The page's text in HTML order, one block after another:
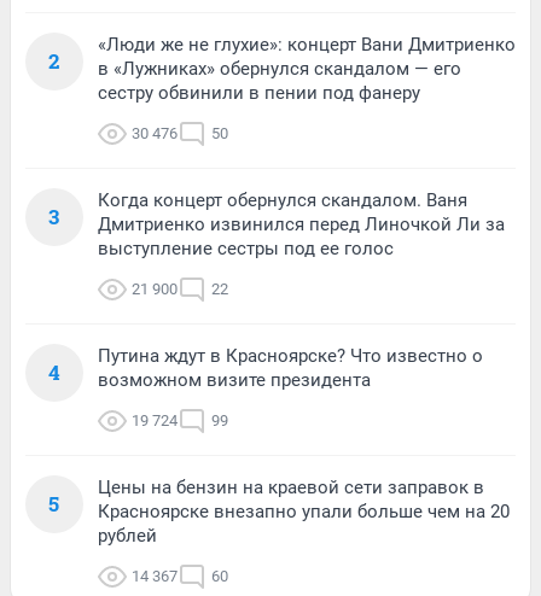
2
«Люди же не глухие»: концерт Вани Дмитриенко
в «Лужниках» обернулся скандалом — его
сестру обвинили в пении под фанеру
30 476 50
3
Когда концерт обернулся скандалом. Ваня
Дмитриенко извинился перед Линочкой Ли за
выступление сестры под ее голос
21 900 22
4
Путина ждут в Красноярске? Что известно о
возможном визите президента
19 724 99
5
Цены на бензин на краевой сети заправок в
Красноярске внезапно упали больше чем на 20
рублей
14 367 60